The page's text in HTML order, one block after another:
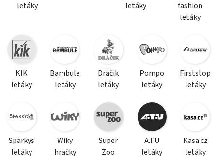
letáky
letáky
fashion
letáky
KIK
letáky
Bambule
letáky
Dráčik
letáky
Pompo
letáky
Firststop
letáky
Sparkys
letáky
Wiky
hračky
Super
Zoo
A.T.U
letáky
Kasa.cz
letáky